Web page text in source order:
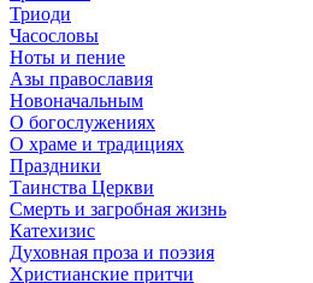
Триоди
Часословы
Ноты и пение
Азы православия
Новоначальным
О богослужениях
О храме и традициях
Праздники
Таинства Церкви
Смерть и загробная жизнь
Катехизис
Духовная проза и поэзия
Христианские притчи